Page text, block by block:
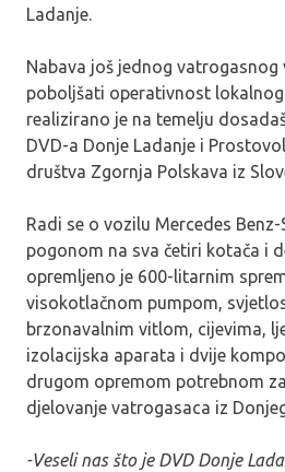
Ladanje.
Nabava još jednog vatrogasnog
poboljšati operativnost
realizirano je na temelju
DVD-a Donje Ladanje i
društva Zgornja Polskava iz
Radi se o vozilu Mercedes
pogonom na sva četiri kotača i
opremljeno je 600-litarnim
visokotlačnom pumpom,
brzonavalnim vitlom, cijevima,
izolacijska aparata i dvije
drugom opremom potrebnom
djelovanje vatrogasaca iz
-Veseli nas što je DVD Donje